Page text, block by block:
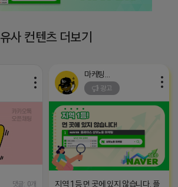
유사 컨텐츠 더보기
댓글: 0개
광고
지역 1등 먼 곳에 있지 않습니다. 플